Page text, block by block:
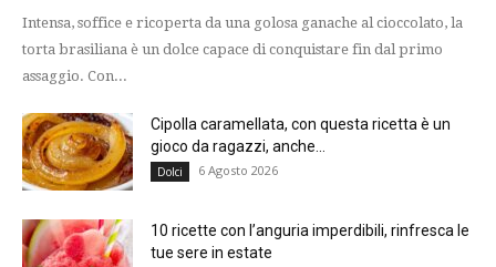
Intensa, soffice e ricoperta da una golosa ganache al cioccolato, la
torta brasiliana è un dolce capace di conquistare fin dal primo
assaggio. Con...
Cipolla caramellata, con questa ricetta è un
gioco da ragazzi, anche...
Dolci 6 Agosto 2026
10 ricette con l’anguria imperdibili, rinfresca le
tue sere in estate